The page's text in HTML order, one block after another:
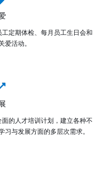
定期体检、每月员工生日会和
爱活动。
的人才培训计划，建立各种不
习与发展方面的多层次需求。